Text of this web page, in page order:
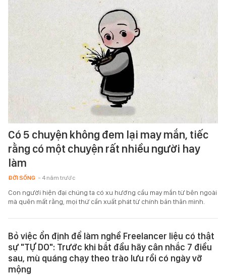
Có 5 chuyện không đem lại may mắn, tiếc
rằng có một chuyện rất nhiều người hay
làm
ĐỜI SỐNG - 4 năm trước
Con người hiện đại chúng ta có xu hướng cầu may mắn từ bên ngoài
mà quên mất rằng, mọi thứ cần xuất phát từ chính bản thân mình.
Bỏ việc ổn định để làm nghề Freelancer liệu có thật
sự "TỰ DO": Trước khi bắt đầu hãy cân nhắc 7 điều
sau, mù quáng chạy theo trào lưu rồi có ngày vỡ
mộng